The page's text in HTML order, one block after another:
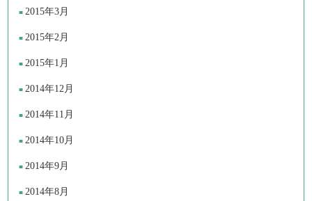
2015年3月
2015年2月
2015年1月
2014年12月
2014年11月
2014年10月
2014年9月
2014年8月